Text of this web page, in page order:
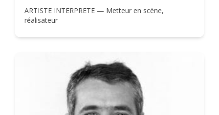
ARTISTE INTERPRETE — Metteur en scène,
réalisateur